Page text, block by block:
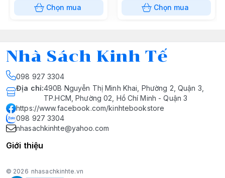
Chọn mua Chọn mua
Nhà Sách Kinh Tế
098 927 3304
Địa chỉ:490B Nguyễn Thị Minh Khai, Phường 2, Quận 3,
TP.HCM, Phường 02, Hồ Chí Minh - Quận 3
https://www.facebook.com/kinhtebookstore
098 927 3304
nhasachkinhte@yahoo.com
Giới thiệu
© 2026 nhasachkinhte.vn